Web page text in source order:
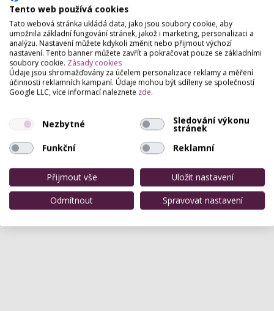
Tento web používá cookies
Tato webová stránka ukládá data, jako jsou soubory cookie, aby
umožnila základní fungování stránek, jakož i marketing, personalizaci a
analýzu. Nastavení můžete kdykoli změnit nebo přijmout výchozí
nastavení. Tento banner můžete zavřít a pokračovat pouze se základními
soubory cookie. Zásady cookies
Údaje jsou shromažďovány za účelem personalizace reklamy a měření
účinnosti reklamních kampaní. Údaje mohou být sdíleny se společností
Google LLC, více informací naleznete zde.
Nezbytné Sledování výkonu
stránek
Funkční
Reklamní
Přijmout vše
Uložit nastavení
Odmítnout
Spravovat nastavení